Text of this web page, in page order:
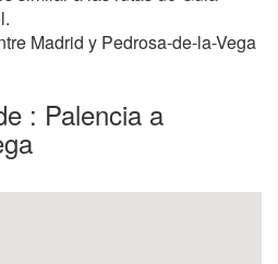
Madrid y Pedrosa-de-la-Vega
: Palencia a